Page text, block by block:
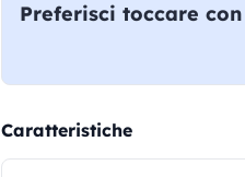
Preferisci toccare
Caratteristiche